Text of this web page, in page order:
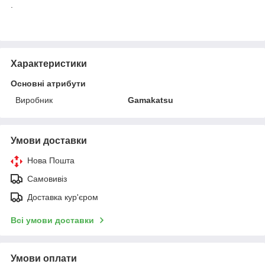
Характеристики
Основні атрибути
Виробник
Gamakatsu
Умови доставки
Нова Пошта
Самовивіз
Доставка кур'єром
Всі умови доставки
Умови оплати